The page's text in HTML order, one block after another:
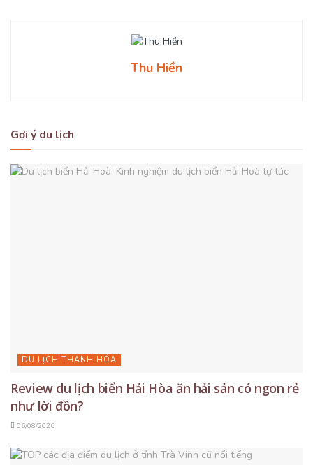
Thu Hiền
Gợi ý du lịch
DU LỊCH THANH HÓA
Review du lịch biển Hải Hòa ăn hải sản có ngon rẻ
như lời đồn?
06/08/2026